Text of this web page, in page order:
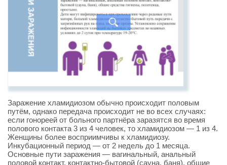
Заражение хламидиозом обычно происходит половым
путём, однако передача происходит не во всех случаях:
если гонореей от больного партнёра заразятся во время
полового контакта 3 из 4 человек, то хламидиозом — 1 из 4.
Женщины более восприимчивы к хламидиозу.
Инкубационный период — от 2 недель до 1 месяца.
Основные пути заражения — вагинальный, анальный
половой контакт, контактно-бытовой (сауна, баня), общие